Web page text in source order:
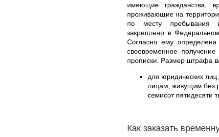
имеющие гражданства,
проживающие на
по месту пребывания
закреплено в
Согласно ему
своевременное
прописки. Размер штрафа
для юридических
лицам, живущим без
семисот пятидесяти
Как заказать